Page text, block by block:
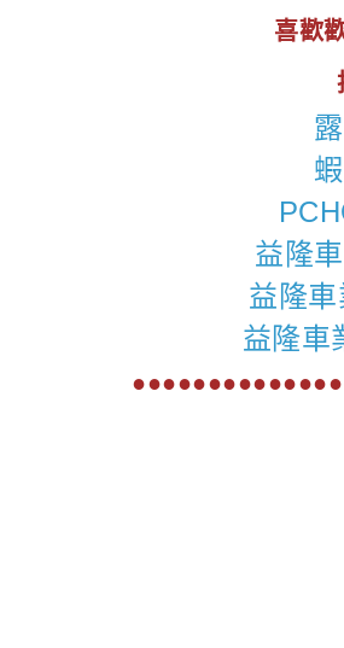
喜歡
益隆
益隆
益隆車